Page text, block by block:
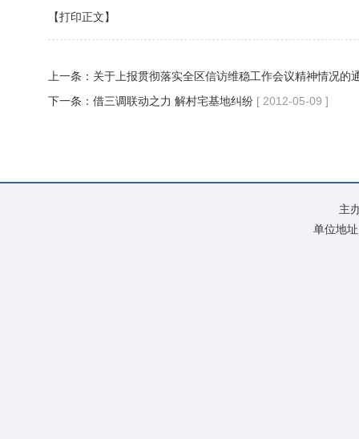
【打印正文】
上一条： 关于上报贯彻落实全区信访维稳工作会议精神情况的
下一条： 借三调联动之力 解村宅基地纠纷 [ 2012-05-09 ]
主
单位地